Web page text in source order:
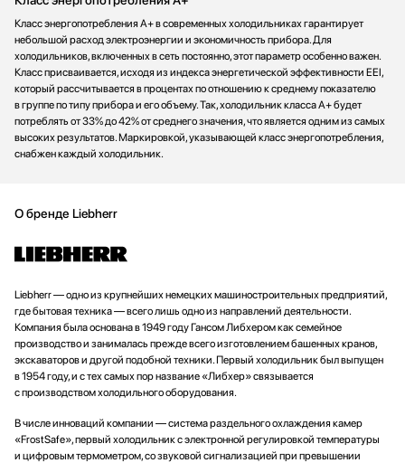
Класс энергопотребления А+ в современных холодильниках гарантирует
небольшой расход электроэнергии и экономичность прибора. Для
холодильников, включенных в сеть постоянно, этот параметр особенно важен.
Класс присваивается, исходя из индекса энергетической эффективности EEI,
который рассчитывается в процентах по отношению к среднему показателю
в группе по типу прибора и его объему. Так, холодильник класса А+ будет
потреблять от 33% до 42% от среднего значения, что является одним из самых
высоких результатов. Маркировкой, указывающей класс энергопотребления,
снабжен каждый холодильник.
О бренде Liebherr
Liebherr — одно из крупнейших немецких машиностроительных предприятий,
где бытовая техника — всего лишь одно из направлений деятельности.
Компания была основана в 1949 году Гансом Либхером как семейное
производство и занималась прежде всего изготовлением башенных кранов,
экскаваторов и другой подобной техники. Первый холодильник был выпущен
в 1954 году, и с тех самых пор название «Либхер» связывается
с производством холодильного оборудования.
В числе инноваций компании — система раздельного охлаждения камер
«FrostSafe», первый холодильник с электронной регулировкой температуры
и цифровым термометром, со звуковой сигнализацией при превышении